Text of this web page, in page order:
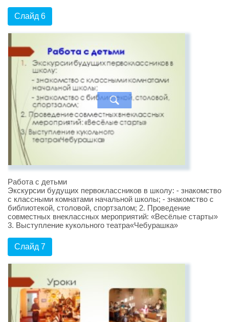
Слайд 6
Работа с детьми
Экскурсии будущих первоклассников в школу: - знакомство
с классными комнатами начальной школы; - знакомство с
библиотекой, столовой, спортзалом; 2. Проведение
совместных внеклассных мероприятий: «Весёлые старты»
3. Выступление кукольного театра«Чебурашка»
Слайд 7